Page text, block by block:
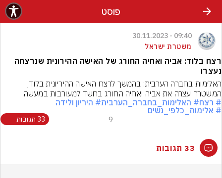
פוסט
09:40 - 30.11.2023
משטרת ישראל
רצח בלוד: אביה ואחיה החורג של האישה ההירונית שנרצחה
נעצרו
המשטרה עצרה את אביה ואחיה החורג בחשד למעורבות במעשה.
# רצח# האלימות_בחברה_הערבית# היריון ולידה
# אלימות_כלפי_נשים
9 33 תגובות
33 תגובות